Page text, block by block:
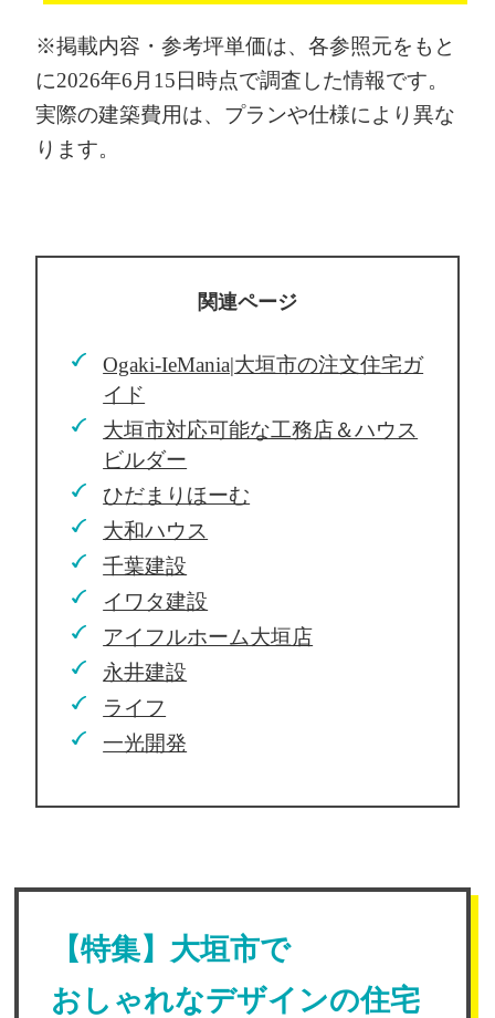
※掲載内容・参考坪単価は、各参照元をもと
に2026年6月15日時点で調査した情報です。
実際の建築費用は、プランや仕様により異な
ります。
関連ページ
Ogaki-IeMania|大垣市の注文住宅ガ
イド
大垣市対応可能な工務店＆ハウス
ビルダー
ひだまりほーむ
大和ハウス
千葉建設
イワタ建設
アイフルホーム大垣店
永井建設
ライフ
一光開発
【特集】大垣市で
おしゃれなデザインの住宅